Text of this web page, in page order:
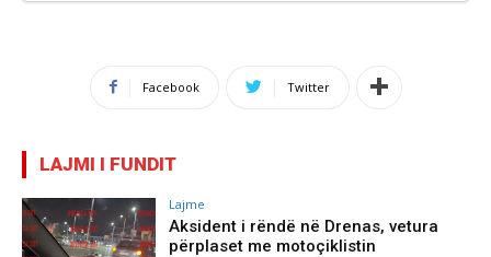
Facebook Twitter
LAJMI I FUNDIT
Lajme
Aksident i rëndë në Drenas, vetura
përplaset me motoçiklistin